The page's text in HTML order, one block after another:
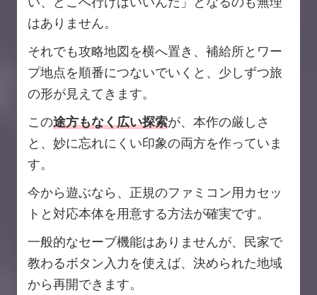
はありません。
それでも攻略地図を横へ置き、補給所とワー
プ地点を順番につないでいくと、少しずつ旅
の形が見えてきます。
この途方もなく広い探索が、本作の厳しさ
と、妙に忘れにくい印象の両方を作っていま
す。
今から遊ぶなら、正規のファミコン用カセッ
トと対応本体を用意する方法が確実です。
一般的なセーブ機能はありませんが、民家で
教わるボタン入力を使えば、決められた地域
から再開できます。